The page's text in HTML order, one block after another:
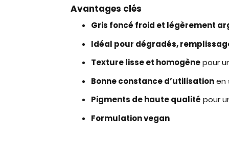
Avantages clés
Gris foncé froid et légèrement
Idéal pour dégradés,
Texture lisse et homogènepour
Bonne constance d’utilisationen
Pigments de haute qualité pour
Formulation vegan